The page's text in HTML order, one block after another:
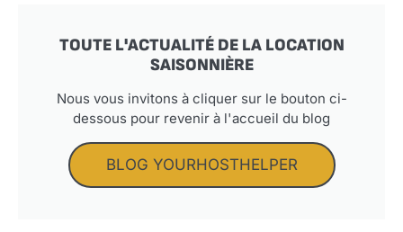
TOUTE L'ACTUALITÉ DE LA LOCATION
SAISONNIÈRE
Nous vous invitons à cliquer sur le bouton ci-
dessous pour revenir à l'accueil du blog
BLOG YOURHOSTHELPER